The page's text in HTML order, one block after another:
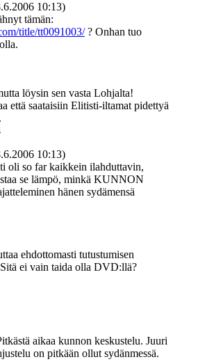
10:13)
tämän:
title/tt0091003/? Onhan tuo
löysin sen vasta Lohjalta!
että saataisiin Elitisti-iltamat pidettyä
10:13)
oli so far kaikkein ilahduttavin,
se lämpö, minkä KUNNON
hänen sydämensä
ehdottomasti tutustumisen
ei vain taida olla DVD:llä?
aikaa kunnon keskustelu. Juuri
on pitkään ollut sydänmessä.